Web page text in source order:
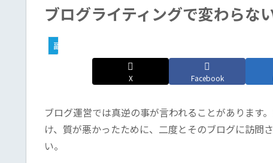
ブログライティングで変わらな
副業（ブログ収益化）
X Facebook
ブログ運営では真逆の事が言われることがあります
け、質が悪かったために、二度とそのブログに訪問
い。